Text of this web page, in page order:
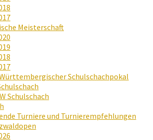
Meisterschaft
Schulschachpokal
Schulschach
Turniere und Turnierempfehlungen